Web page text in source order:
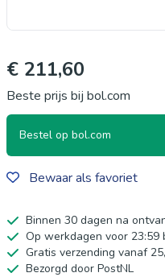
€ 211,60
Beste prijs bij bol.com
Bestel op bol.com
Bewaar als favoriet
Binnen 30 dagen na
Op werkdagen voor 23:59
Gratis verzending vanaf
Bezorgd door PostNL